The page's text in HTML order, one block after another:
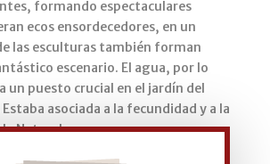
formando espectaculares
ecos ensordecedores, en un
las esculturas también forman
escenario. El agua, por lo
un puesto crucial en el jardín del
asociada a la fecundidad y a la
la Naturaleza.